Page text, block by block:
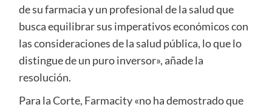
de su farmacia y un profesional de la salud que
busca equilibrar sus imperativos económicos con
las consideraciones de la salud pública, lo que lo
distingue de un puro inversor», añade la
resolución.
Para la Corte, Farmacity «no ha demostrado que